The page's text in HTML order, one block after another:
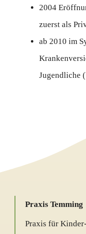
2004
zuerst als
ab 2010 im
Jugendliche
Praxis Temming
Praxis für